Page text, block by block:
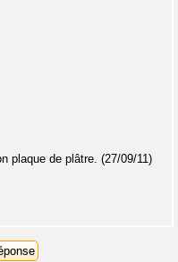
plaque de plâtre. (27/09/11)